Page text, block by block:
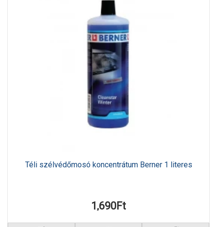
Téli szélvédőmosó koncentrátum Berner 1 literes
1,690Ft